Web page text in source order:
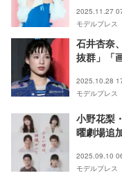
2025.11.27
モデルプレス
石井杏奈
抜群」「
2025.10.28
モデルプレス
小野花梨
曜劇場追
2025.09.10
モデルプレス